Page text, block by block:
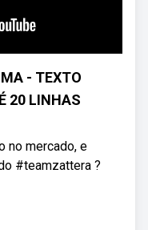
- TEXTO
20 LINHAS
no mercado, e
#teamzattera ?